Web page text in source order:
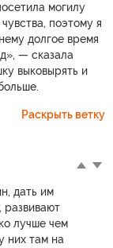
могилу
поэтому я
долгое время
— сказала
выковырять и
Раскрыть ветку
дать им
развивают
лучше чем
них там на